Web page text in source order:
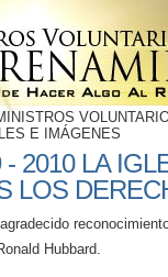
E IMÁGENES
2010 LA
LOS
Hubbard.